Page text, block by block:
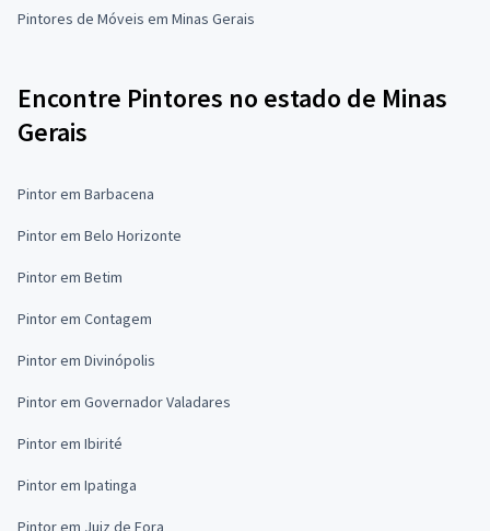
Pintores de Móveis em Minas Gerais
Encontre Pintores no estado de Minas
Gerais
Pintor em Barbacena
Pintor em Belo Horizonte
Pintor em Betim
Pintor em Contagem
Pintor em Divinópolis
Pintor em Governador Valadares
Pintor em Ibirité
Pintor em Ipatinga
Pintor em Juiz de Fora